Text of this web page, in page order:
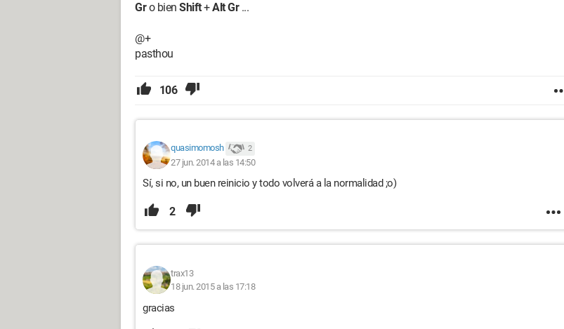
Gro bien Shift+Alt Gr...
@+
pasthou
106
quasimomosh 2
27 jun. 2014 a las 14:50
Sí, si no, un buen reinicio y todo volverá a la normalidad ;o)
2
trax13
18 jun. 2015 a las 17:18
gracias